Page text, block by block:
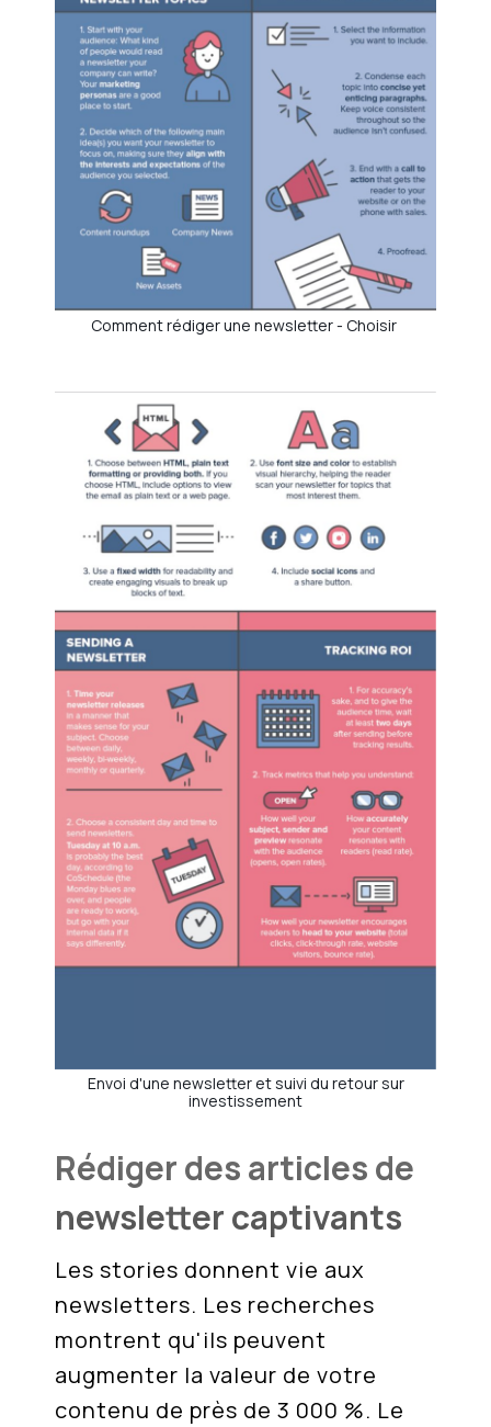
Comment rédiger une newsletter - Choisir
Envoi d'une newsletter et suivi du retour sur
investissement
Rédiger des articles de
newsletter captivants
Les stories donnent vie aux
newsletters. Les recherches
montrent qu'ils peuvent
augmenter la valeur de votre
contenu de près de 3 000 %. Le